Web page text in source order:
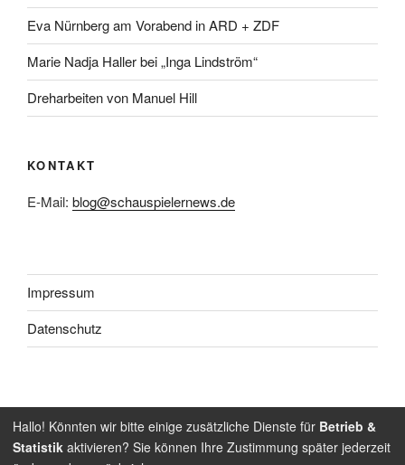
Eva Nürnberg am Vorabend in ARD + ZDF
Marie Nadja Haller bei „Inga Lindström“
Dreharbeiten von Manuel Hill
KONTAKT
E-Mail: blog@schauspielernews.de
Impressum
Datenschutz
Folge
uns
Folge
uns
Hallo! Könnten wir bitte einige zusätzliche Dienste für Betrieb &
Statistik aktivieren? Sie können Ihre Zustimmung später jederzeit